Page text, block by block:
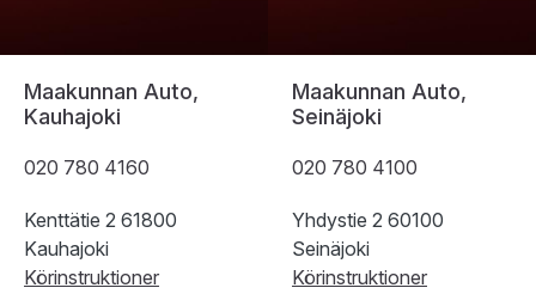
Maakunnan Auto,
Kauhajoki
020 780 4160
Kenttätie 2 61800
Kauhajoki
Körinstruktioner
Maakunnan Auto,
Seinäjoki
020 780 4100
Yhdystie 2 60100
Seinäjoki
Körinstruktioner